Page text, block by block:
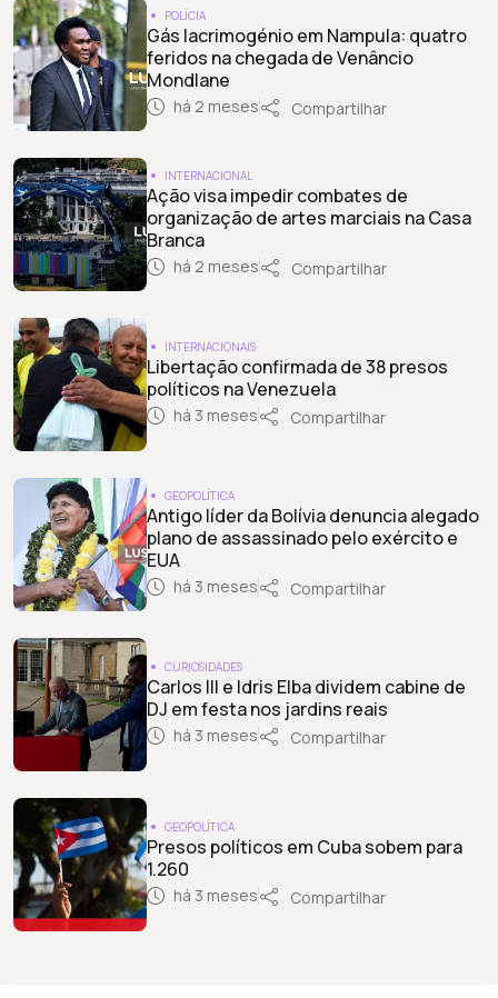
POLÍCIA
Gás lacrimogénio em Nampula: quatro
feridos na chegada de Venâncio
Mondlane
há 2 meses Compartilhar
INTERNACIONAL
Ação visa impedir combates de
organização de artes marciais na Casa
Branca
há 2 meses Compartilhar
INTERNACIONAIS
Libertação confirmada de 38 presos
políticos na Venezuela
há 3 meses Compartilhar
GEOPOLÍTICA
Antigo líder da Bolívia denuncia alegado
plano de assassinado pelo exército e
EUA
há 3 meses Compartilhar
CURIOSIDADES
Carlos III e Idris Elba dividem cabine de
DJ em festa nos jardins reais
há 3 meses Compartilhar
GEOPOLÍTICA
Presos políticos em Cuba sobem para
1.260
há 3 meses Compartilhar